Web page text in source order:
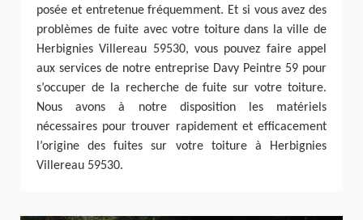
posée et entretenue fréquemment. Et si vous avez des
problèmes de fuite avec votre toiture dans la ville de
Herbignies Villereau 59530, vous pouvez faire appel
aux services de notre entreprise Davy Peintre 59 pour
s’occuper de la recherche de fuite sur votre toiture.
Nous avons à notre disposition les matériels
nécessaires pour trouver rapidement et efficacement
l’origine des fuites sur votre toiture à Herbignies
Villereau 59530.